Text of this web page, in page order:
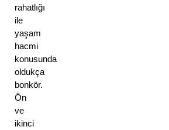
rahatlığı
ile
yaşam
hacmi
konusunda
oldukça
bonkör.
Ön
ve
ikinci